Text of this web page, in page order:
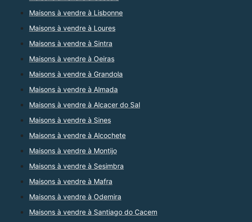
Maisons à vendre à Lisbonne
Maisons à vendre à Loures
Maisons à vendre à Sintra
Maisons à vendre à Oeiras
Maisons à vendre à Grandola
Maisons à vendre à Almada
Maisons à vendre à Alcacer do Sal
Maisons à vendre à Sines
Maisons à vendre à Alcochete
Maisons à vendre à Montijo
Maisons à vendre à Sesimbra
Maisons à vendre à Mafra
Maisons à vendre à Odemira
Maisons à vendre à Santiago do Cacem